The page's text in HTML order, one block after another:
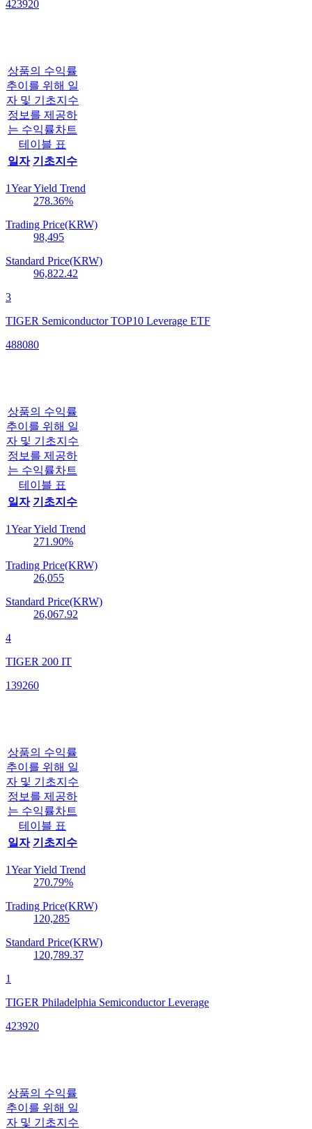
423920
상품의 수익률
추이를 위해 일
자 및 기초지수
정보를 제공하
는 수익률차트
테이블 표
일자 기초지수
1Year Yield Trend
278.36%
Trading Price(KRW)
98,495
Standard Price(KRW)
96,822.42
3
TIGER Semiconductor TOP10 Leverage ETF
488080
상품의 수익률
추이를 위해 일
자 및 기초지수
정보를 제공하
는 수익률차트
테이블 표
일자 기초지수
1Year Yield Trend
271.90%
Trading Price(KRW)
26,055
Standard Price(KRW)
26,067.92
4
TIGER 200 IT
139260
상품의 수익률
추이를 위해 일
자 및 기초지수
정보를 제공하
는 수익률차트
테이블 표
일자 기초지수
1Year Yield Trend
270.79%
Trading Price(KRW)
120,285
Standard Price(KRW)
120,789.37
1
TIGER Philadelphia Semiconductor Leverage
423920
상품의 수익률
추이를 위해 일
자 및 기초지수